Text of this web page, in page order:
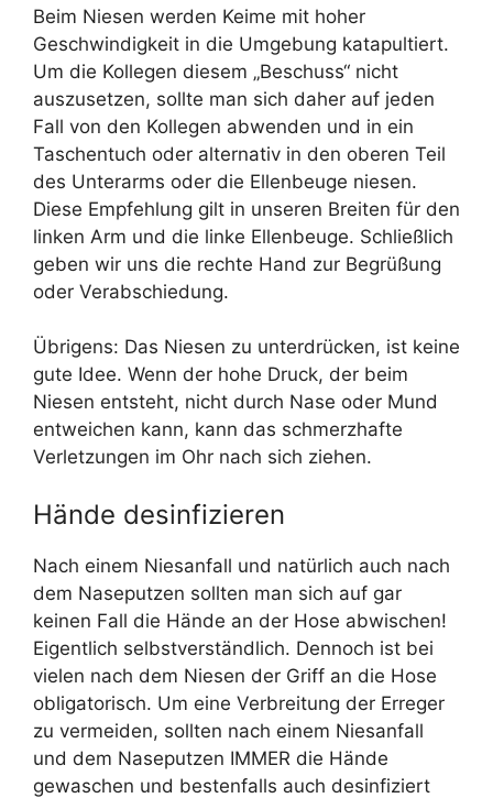
Beim Niesen werden Keime mit hoher
Geschwindigkeit in die Umgebung katapultiert.
Um die Kollegen diesem „Beschuss“ nicht
auszusetzen, sollte man sich daher auf jeden
Fall von den Kollegen abwenden und in ein
Taschentuch oder alternativ in den oberen Teil
des Unterarms oder die Ellenbeuge niesen.
Diese Empfehlung gilt in unseren Breiten für den
linken Arm und die linke Ellenbeuge. Schließlich
geben wir uns die rechte Hand zur Begrüßung
oder Verabschiedung.
Übrigens: Das Niesen zu unterdrücken, ist keine
gute Idee. Wenn der hohe Druck, der beim
Niesen entsteht, nicht durch Nase oder Mund
entweichen kann, kann das schmerzhafte
Verletzungen im Ohr nach sich ziehen.
Hände desinfizieren
Nach einem Niesanfall und natürlich auch nach
dem Naseputzen sollten man sich auf gar
keinen Fall die Hände an der Hose abwischen!
Eigentlich selbstverständlich. Dennoch ist bei
vielen nach dem Niesen der Griff an die Hose
obligatorisch. Um eine Verbreitung der Erreger
zu vermeiden, sollten nach einem Niesanfall
und dem Naseputzen IMMER die Hände
gewaschen und bestenfalls auch desinfiziert